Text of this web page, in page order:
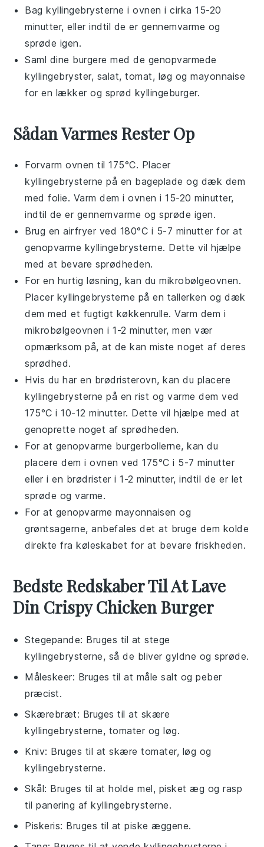
Bagkyllingebrysterne i ovnen i cirka 15-20
minutter, eller indtil de er gennemvarme og
sprøde igen.
Saml dine burgere med de genopvarmede
kyllingebryster, salat,tomat, løg ogmayonnaise
for en lækker og sprød kyllingeburger.
Sådan Varmes Rester Op
Forvarm ovnen til 175°C. Placer
kyllingebrysterne på en bageplade og dæk dem
med folie. Varm dem i ovnen i 15-20 minutter,
indtil de er gennemvarme og sprøde igen.
Brug en airfryer ved 180°C i 5-7 minutter for at
genopvarme kyllingebrysterne. Dette vil hjælpe
med at bevare sprødheden.
For en hurtig løsning, kan du mikrobølgeovnen.
Placer kyllingebrysterne på en tallerken og dæk
dem med et fugtigt køkkenrulle. Varm dem i
mikrobølgeovnen i 1-2 minutter, men vær
opmærksom på, at de kan miste noget af deres
sprødhed.
Hvis du har en brødristerovn, kan du placere
kyllingebrysterne på en rist og varme dem ved
175°C i 10-12 minutter. Dette vil hjælpe med at
genoprette noget af sprødheden.
For at genopvarme burgerbollerne, kan du
placere dem i ovnen ved 175°C i 5-7 minutter
eller i en brødrister i 1-2 minutter, indtil de er let
sprøde og varme.
For at genopvarmemayonnaisen og
grøntsagerne, anbefales det at bruge dem kolde
direkte fra køleskabet for at bevare friskheden.
Bedste Redskaber Til At Lave
Din Crispy Chicken Burger
Stegepande: Bruges til at stege
kyllingebrysterne, så de bliver gyldne og sprøde.
Måleskeer: Bruges til at måle salt og peber
præcist.
Skærebræt: Bruges til at skære
kyllingebrysterne, tomater og løg.
Kniv: Bruges til at skære tomater, løg og
kyllingebrysterne.
Skål: Bruges til at holde mel, pisket æg og rasp
til panering af kyllingebrysterne.
Piskeris: Bruges til at piske æggene.